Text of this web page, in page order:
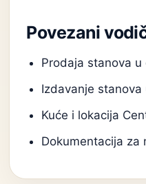
Povezani
Prodaja stanova
Izdavanje
Kuće i lokacija
Dokumentacija za